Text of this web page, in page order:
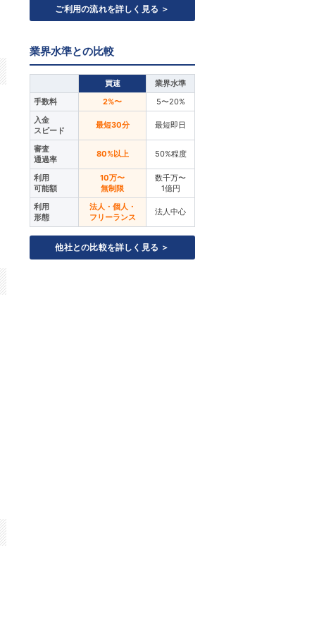
ご利用の流れを詳しく見る ＞
業界水準との比較
買速
業界水準
手数料
2%〜
5〜20%
入金
スピード
最短30分 最短即日
審査
通過率
80%以上 50%程度
利用
可能額
10万〜
無制限
数千万〜
1億円
利用
形態
法人・個人・
フリーランス
法人中心
他社との比較を詳しく見る ＞